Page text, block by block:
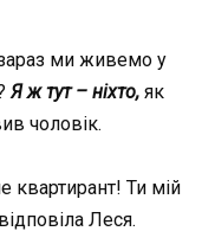
ми живемо у
Я ж тут – ніхто, як
чоловік.
квартирант! Ти мій
Леся.